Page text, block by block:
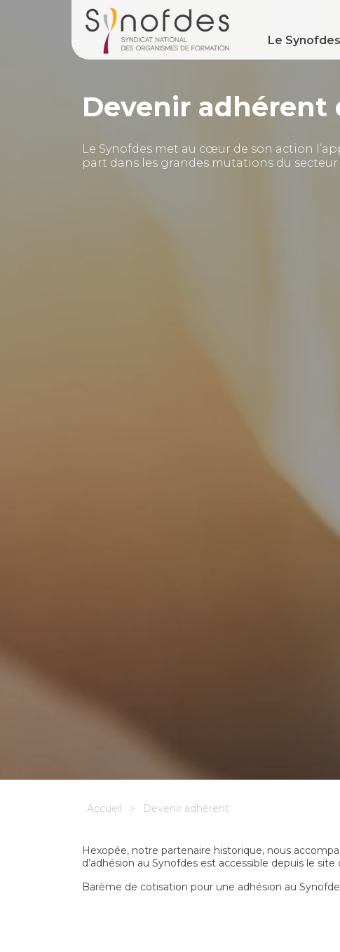
Le Synofdes
Devenir adhérent
Le Synofdes met au cœur de son action
part dans les grandes mutations du
Accueil > Devenir adhérent
Hexopée, notre partenaire historique, nous
d’adhésion au Synofdes est accessible depuis le site
Barème de cotisation pour une adhésion au